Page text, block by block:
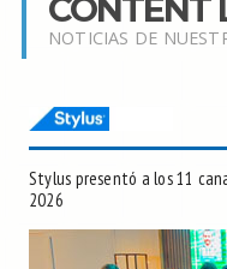
CONTENT
NOTICIAS DE
Stylus presentó a los 11
2026